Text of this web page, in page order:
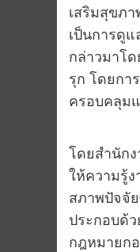
เสริมสุขภ
เป็นการดู
กล่าวมาโ
รุก โดยกา
ครอบคลุม
โดยสำนัก
ให้ความรู้
สภาพปัจจั
ประกอบด้
กฎหมายก